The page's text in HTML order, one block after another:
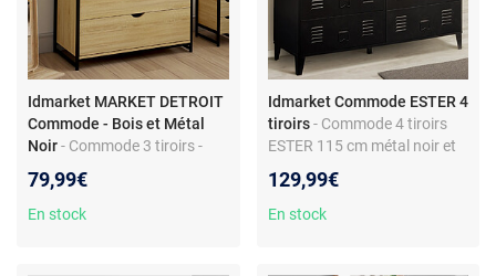
Idmarket MARKET DETROIT
Commode - Bois et Métal
Noir- Commode 3 tiroirs -
métal noir - Grand
rangement - Style factory
79,99€
En stock
Idmarket Commode ESTER 4
tiroirs - Commode 4 tiroirs
ESTER 115 cm métal noir et
niche design industriel
129,99€
En stock